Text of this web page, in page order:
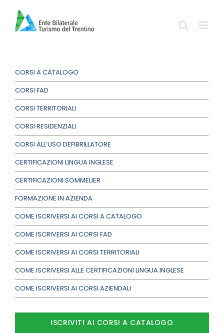
contenuto
CORSI A CATALOGO
CORSI FAD
CORSI TERRITORIALI
CORSI RESIDENZIALI
CORSI ALL’USO DEFIBRILLATORE
CERTIFICAZIONI LINGUA INGLESE
CERTIFICAZIONI SOMMELIER
FORMAZIONE IN AZIENDA
COME ISCRIVERSI AI CORSI A CATALOGO
COME ISCRIVERSI AI CORSI FAD
COME ISCRIVERSI AI CORSI TERRITORIALI
COME ISCRIVERSI ALLE CERTIFICAZIONI LINGUA INGLESE
COME ISCRIVERSI AI CORSI AZIENDALI
ISCRIVITI AI CORSI A CATALOGO